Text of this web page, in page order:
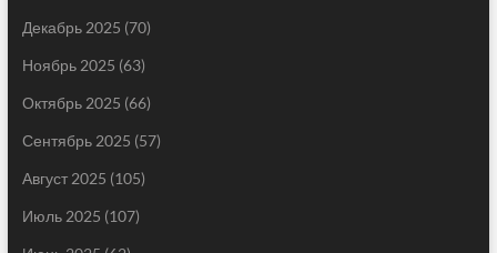
Декабрь 2025 (70)
Ноябрь 2025 (63)
Октябрь 2025 (66)
Сентябрь 2025 (57)
Август 2025 (105)
Июль 2025 (107)